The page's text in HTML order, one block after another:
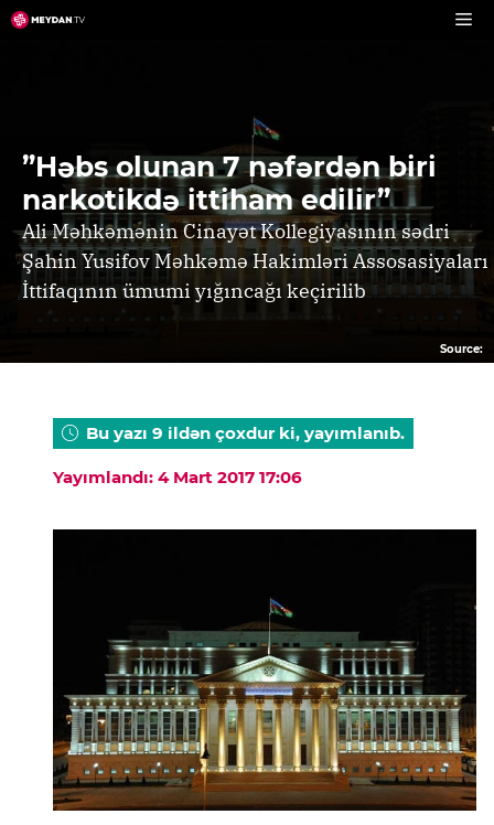
Skip
”Həbs olunan 7 nəfərdən biri
narkotikdə ittiham edilir”
Ali Məhkəmənin Cinayət Kollegiyasının sədri
Şahin Yusifov Məhkəmə Hakimləri Assosasiyaları
İttifaqının ümumi yığıncağı keçirilib
Source:
Bu yazı 9 ildən çoxdur ki, yayımlanıb.
Yayımlandı: 4 Mart 2017 17:06